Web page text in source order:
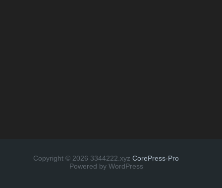
Copyright © 2026 3344222.xyz CorePress-Pro
Powered by WordPress